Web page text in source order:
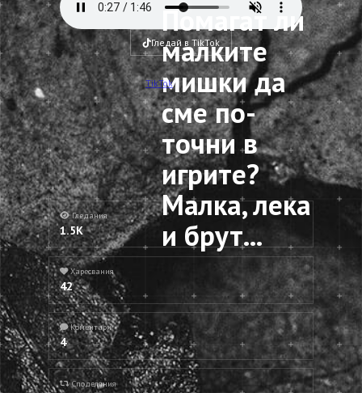
Гледай в TikTok
TikTok
Помагат ли
малките
мишки да
сме по-
точни в
игрите?
Малка, лека
и брут...
Гледания
1.5K
Харесвания
42
Коментари
4
Споделяния